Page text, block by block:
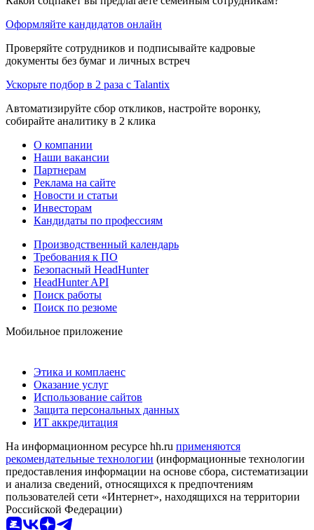
Оформляйте кандидатов онлайн
Проверяйте сотрудников и подписывайте кадровые
документы без бумаг и личных встреч
Ускорьте подбор в 2 раза с Talantix
Автоматизируйте сбор откликов, настройте воронку,
собирайте аналитику в 2 клика
О компании
Наши вакансии
Партнерам
Реклама на сайте
Новости и статьи
Инвесторам
Кандидаты по профессиям
Производственный календарь
Требования к ПО
Безопасный HeadHunter
HeadHunter API
Поиск работы
Поиск по резюме
Мобильное приложение
Этика и комплаенс
Оказание услуг
Использование сайтов
Защита персональных данных
ИТ аккредитация
На информационном ресурсе hh.ru применяются
рекомендательные технологии (информационные технологии
предоставления информации на основе сбора, систематизации
и анализа сведений, относящихся к предпочтениям
пользователей сети «Интернет», находящихся на территории
Российской Федерации)